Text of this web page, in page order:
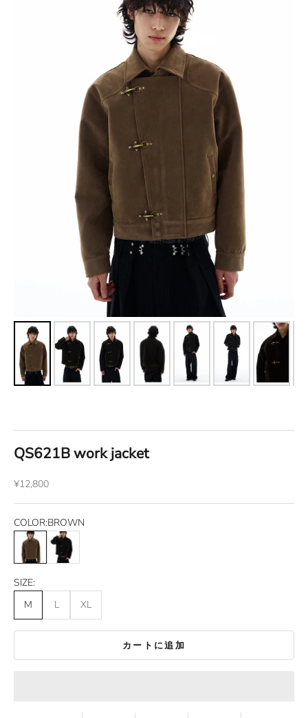
QS621B work jacket
セール価格
¥12,800
COLOR:BROWN
BROWNDARKBROWN
SIZE:
M
L XL
カートに追加